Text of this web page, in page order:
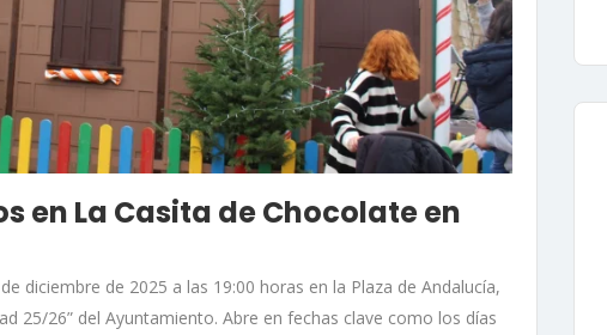
en La Casita de Chocolate en
diciembre de 2025 a las 19:00 horas en la Plaza de Andalucía,
25/26” del Ayuntamiento. Abre en fechas clave como los días